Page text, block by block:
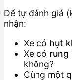
Để tự đánh giá
nhận:
Xe có hụt
Xe có rung
không?
Cùng một